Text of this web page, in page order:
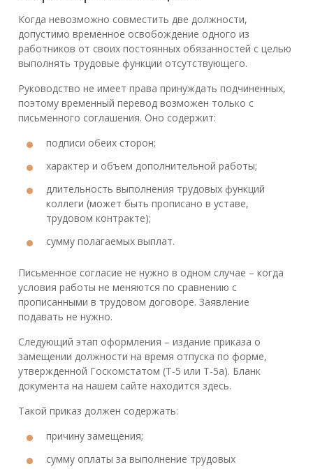
Когда невозможно совместить две должности,
допустимо временное освобождение одного из
работников от своих постоянных обязанностей с целью
выполнять трудовые функции отсутствующего.
Руководство не имеет права принуждать подчиненных,
поэтому временный перевод возможен только с
письменного соглашения. Оно содержит:
подписи обеих сторон;
характер и объем дополнительной работы;
длительность выполнения трудовых функций
коллеги (может быть прописано в уставе,
трудовом контракте);
сумму полагаемых выплат.
Письменное согласие не нужно в одном случае – когда
условия работы не меняются по сравнению с
прописанными в трудовом договоре. Заявление
подавать не нужно.
Следующий этап оформления – издание приказа о
замещении должности на время отпуска по форме,
утвержденной Госкомстатом (Т-5 или Т-5а). Бланк
документа на нашем сайте находится здесь.
Такой приказ должен содержать:
причину замещения;
сумму оплаты за выполнение трудовых